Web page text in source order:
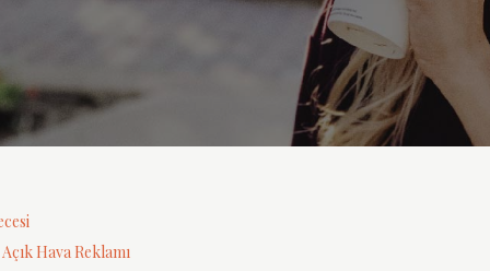
Hava Reklamı